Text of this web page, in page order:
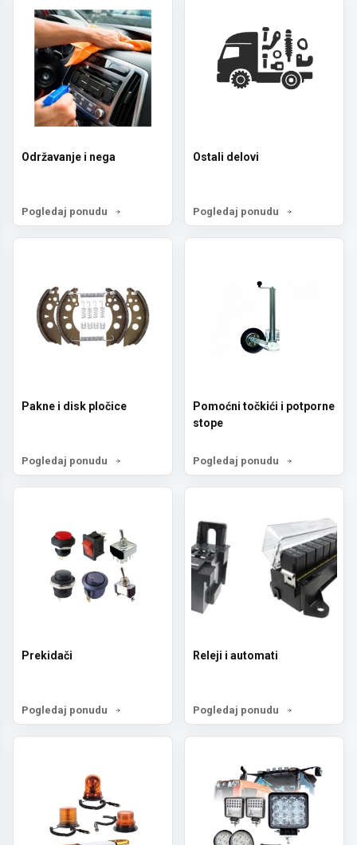
Održavanje i nega
Pogledaj ponudu
Ostali delovi
Pogledaj ponudu
Pakne i disk pločice
Pogledaj ponudu
Pomoćni točkići i potporne
stope
Pogledaj ponudu
Prekidači
Pogledaj ponudu
Releji i automati
Pogledaj ponudu